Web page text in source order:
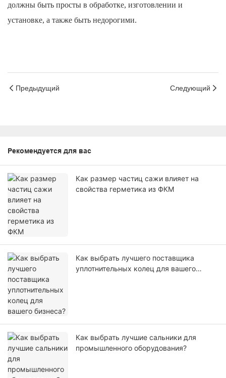
должны быть просты в обработке, изготовлении и
установке, а также быть недорогими.
Предыдущий Следующий
Рекомендуется для вас
Как размер частиц сажи влияет на
свойства герметика из ФКМ
Как выбрать лучшего поставщика
уплотнительных колец для вашего
Как выбрать лучшие сальники для
промышленного оборудования?